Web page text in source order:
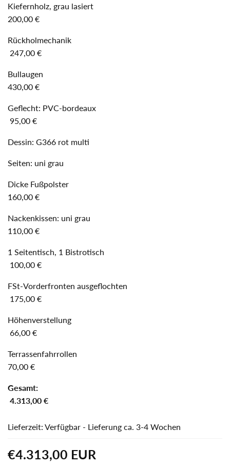
Kiefernholz, grau lasiert
200,00 €
Rückholmechanik
247,00 €
Bullaugen
430,00 €
Geflecht: PVC-bordeaux
95,00 €
Dessin: G366 rot multi
Seiten: uni grau
Dicke Fußpolster
160,00 €
Nackenkissen: uni grau
110,00 €
1 Seitentisch, 1 Bistrotisch
100,00 €
FSt-Vorderfronten ausgeflochten
175,00 €
Höhenverstellung
66,00 €
Terrassenfahrrollen
70,00 €
Gesamt:
4.313,00 €
Lieferzeit: Verfügbar - Lieferung ca. 3-4 Wochen
Normaler
€4.313,00 EUR